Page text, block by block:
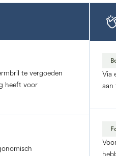
te vergoeden
heeft voor
Via
aan